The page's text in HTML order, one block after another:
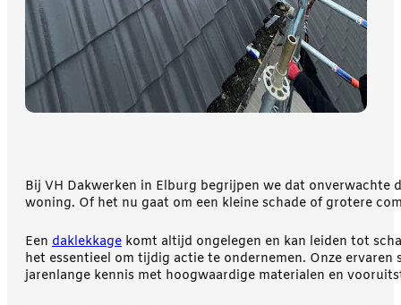
Bij VH Dakwerken in Elburg begrijpen we dat onverwachte
woning. Of het nu gaat om een kleine schade of grotere
Een daklekkage komt altijd ongelegen en kan leiden tot
het essentieel om tijdig actie te ondernemen. Onze
jarenlange kennis met hoogwaardige materialen en